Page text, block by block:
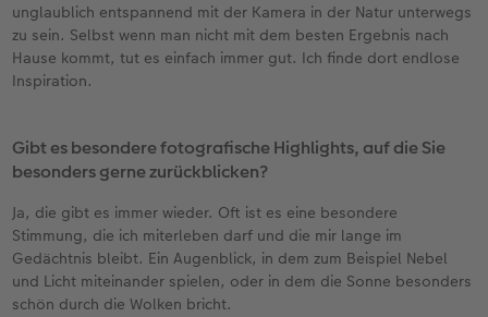
unglaublich entspannend mit der Kamera in der Natur unterwegs
zu sein. Selbst wenn man nicht mit dem besten Ergebnis nach
Hause kommt, tut es einfach immer gut. Ich finde dort endlose
Inspiration.
Gibt es besondere fotografische Highlights, auf die Sie
besonders gerne zurückblicken?
Ja, die gibt es immer wieder. Oft ist es eine besondere
Stimmung, die ich miterleben darf und die mir lange im
Gedächtnis bleibt. Ein Augenblick, in dem zum Beispiel Nebel
und Licht miteinander spielen, oder in dem die Sonne besonders
schön durch die Wolken bricht.